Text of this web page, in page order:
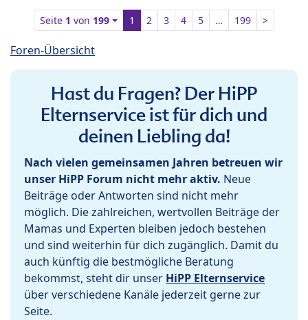
Seite 1 von 199 1 2 3 4 5 … 199 >
Foren-Übersicht
Hast du Fragen? Der HiPP
Elternservice ist für dich und
deinen Liebling da!
Nach vielen gemeinsamen Jahren betreuen wir
unser HiPP Forum nicht mehr aktiv. Neue
Beiträge oder Antworten sind nicht mehr
möglich. Die zahlreichen, wertvollen Beiträge der
Mamas und Experten bleiben jedoch bestehen
und sind weiterhin für dich zugänglich. Damit du
auch künftig die bestmögliche Beratung
bekommst, steht dir unser HiPP Elternservice
über verschiedene Kanäle jederzeit gerne zur
Seite.